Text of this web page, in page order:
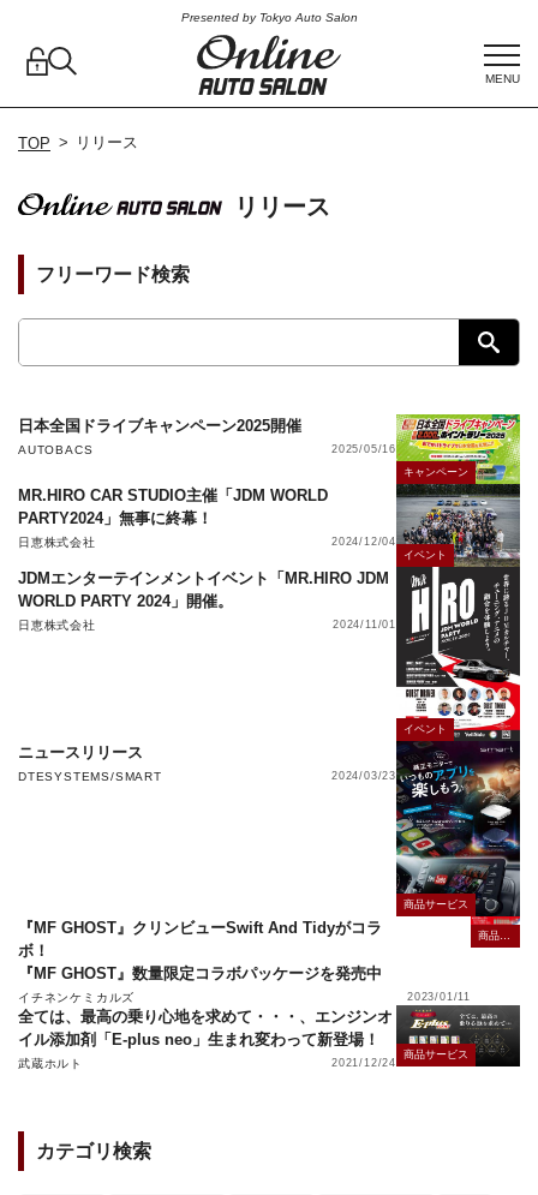
Presented by Tokyo Auto Salon
MENU
TOP リリース
リリース
フリーワード検索
日本全国ドライブキャンペーン2025開催
AUTOBACS
2025/05/16
キャンペーン
MR.HIRO CAR STUDIO主催「JDM WORLD
PARTY2024」無事に終幕！
日恵株式会社
2024/12/04
イベント
JDMエンターテインメントイベント「MR.HIRO JDM
WORLD PARTY 2024」開催。
日恵株式会社 2024/11/01
イベント
ニュースリリース
DTESYSTEMS/SMART 2024/03/23
商品サービス
『MF GHOST』クリンビューSwift And Tidyがコラ
ボ！
『MF GHOST』数量限定コラボパッケージを発売中
イチネンケミカルズ 2023/01/11
全ては、最高の乗り心地を求めて・・・、エンジンオ
イル添加剤「E-plus neo」生まれ変わって新登場！
武蔵ホルト 2021/12/24
商品サービス
カテゴリ検索